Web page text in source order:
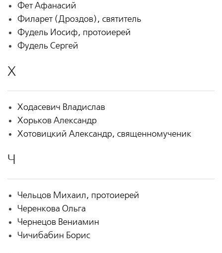
Фет Афанасий
Филарет (Дроздов), святитель
Фудель Иосиф, протоиерей
Фудель Сергей
Х
Ходасевич Владислав
Хорьков Александр
Хотовицкий Александр, священномученик
Ч
Чельцов Михаил, протоиерей
Черенкова Ольга
Чернецов Вениамин
Чичибабин Борис